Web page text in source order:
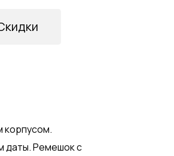
корпусом.
даты. Ремешок с